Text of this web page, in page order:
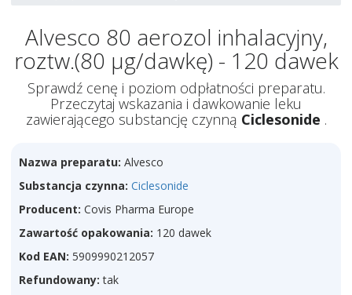
Alvesco 80 aerozol inhalacyjny,
roztw.(80 µg/dawkę) - 120 dawek
Sprawdź cenę i poziom odpłatności preparatu.
Przeczytaj wskazania i dawkowanie leku
zawierającego substancję czynną Ciclesonide .
Nazwa preparatu: Alvesco
Substancja czynna: Ciclesonide
Producent: Covis Pharma Europe
Zawartość opakowania: 120 dawek
Kod EAN: 5909990212057
Refundowany: tak